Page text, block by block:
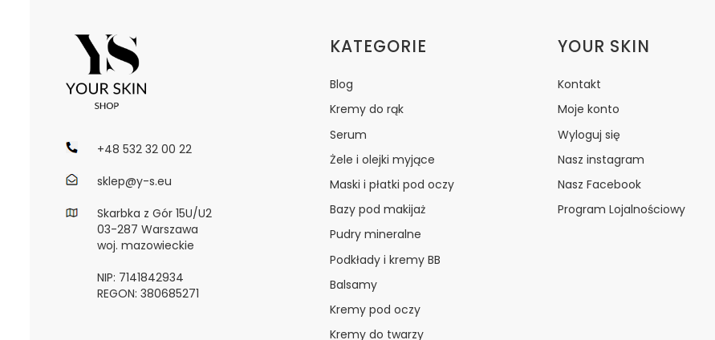
+48 532 32 00 22
sklep@y-s.eu
Skarbka z Gór 15U/U2
03-287 Warszawa
woj. mazowieckie
NIP: 7141842934
REGON: 380685271
Linki w stopce
KATEGORIE
Blog
Kremy do rąk
Serum
Żele i olejki myjące
Maski i płatki pod oczy
Bazy pod makijaż
Pudry mineralne
Podkłady i kremy BB
Balsamy
Kremy pod oczy
Kremy do twarzy
YOUR SKIN
Kontakt
Moje konto
Wyloguj się
Nasz instagram
Nasz Facebook
Program Lojalnościowy